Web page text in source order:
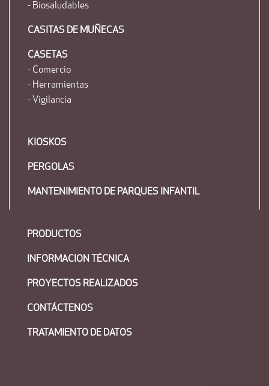
- Biosaludables
CASITAS DE MUÑECAS
CASETAS
- Comercio
- Herramientas
- Vigilancia
KIOSKOS
PERGOLAS
MANTENIMIENTO DE PARQUES INFANTIL
PRODUCTOS
INFORMACION TÉCNICA
PROYECTOS REALIZADOS
CONTÁCTENOS
TRATAMIENTO DE DATOS